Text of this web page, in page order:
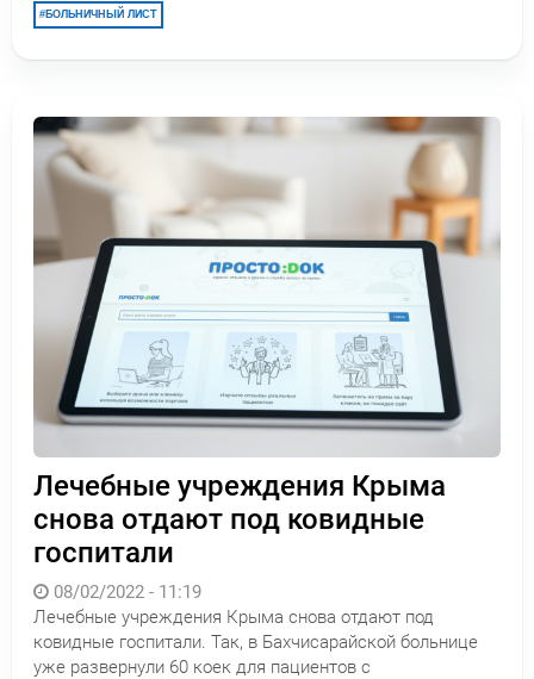
БОЛЬНИЧНЫЙ ЛИСТ
Лечебные учреждения Крыма
снова отдают под ковидные
госпитали
08/02/2022 - 11:19
Лечебные учреждения Крыма снова отдают под
ковидные госпитали. Так, в Бахчисарайской больнице
уже развернули 60 коек для пациентов с